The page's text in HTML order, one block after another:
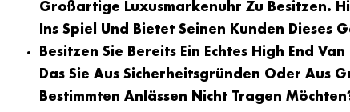
Großartige Luxusmarkenuhr Zu Besitzen.
Ins Spiel Und Bietet Seinen Kunden Dieses
Besitzen Sie Bereits Ein Echtes High End
Das Sie Aus Sicherheitsgründen Oder Aus
Bestimmten Anlässen Nicht Tragen